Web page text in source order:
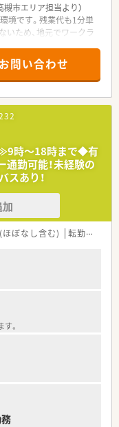
市エリア担当より）
境です。残業代も1分単
いため、地元でワークラ
分ほどに位置しており、
が可能な好立地です。
舗で、入居するマンショ
室が自慢の薬局です。
科、歯科の処方箋を1日
理整頓が徹底されてい
意を払った監査、および
な服薬指導を行いま
社員として調剤や準備
積極的に導入されてお
しながら業務を行いま
全員がとても感じがよ
る温かい店舗です。
くれる環境です。
、様々なライフイベント
お問い合わせ
≫9時～18時まで◆有
勤可能！未経験の
スあり！
ぼなし含む) 転勤なし
。